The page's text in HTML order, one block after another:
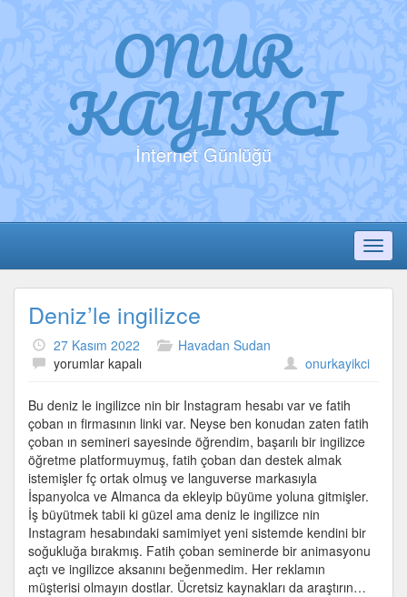
ONUR
KAYIKCI
İnternet Günlüğü
Deniz’le ingilizce
27 Kasım 2022
Havadan Sudan
Deniz’le
için
yorumlar kapalı onurkayikci
Bu deniz le ingilizce nin bir Instagram hesabı var ve fatih
çoban ın firmasının linki var. Neyse ben konudan zaten fatih
çoban ın semineri sayesinde öğrendim, başarılı bir ingilizce
öğretme platformuymuş, fatih çoban dan destek almak
istemişler fç ortak olmuş ve languverse markasıyla
İspanyolca ve Almanca da ekleyip büyüme yoluna gitmişler.
İş büyütmek tabii ki güzel ama deniz le ingilizce nin
Instagram hesabındaki samimiyet yeni sistemde kendini bir
soğukluğa bırakmış. Fatih çoban seminerde bir animasyonu
açtı ve ingilizce aksanını beğenmedim. Her reklamın
müşterisi olmayın dostlar. Ücretsiz kaynakları da araştırın…